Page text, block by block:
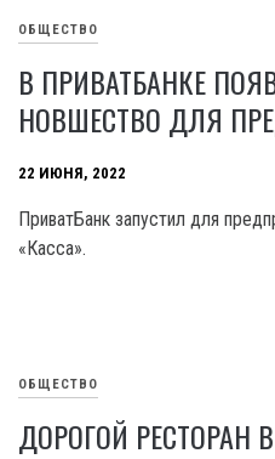
ОБЩЕСТВО
В ПРИВАТБАНКЕ
НОВШЕСТВО ДЛЯ
22 ИЮНЯ, 2022
ПриватБанк запустил для
«Касса».
ОБЩЕСТВО
ДОРОГОЙ РЕСТОРАН